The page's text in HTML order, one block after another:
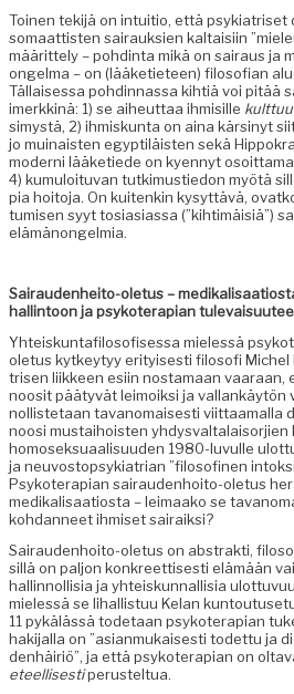
Toinen tek­i­jä on intu­itio, että
somaat­tis­ten sairauk­sien kaltaisi­in
määrit­te­ly – pohd­in­ta mikä on sairaus ja
ongel­ma – on (lääketi­eteen) filosofi­an
Täl­laises­sa pohdin­nas­sa kihtiä voi pitää
imerkkinä: 1) se aiheut­taa ihmisille
simys­tä, 2) ihmiskun­ta on aina kärsinyt
jo muinais­ten egyp­tiläis­ten sekä
mod­erni lääketiede on kyen­nyt
4) kumu­loitu­van tutkimustiedon myötä
pia hoito­ja. On kuitenkin kysyt­tävä,
tu­misen syyt tosi­asi­as­sa (”kih­timäisiä”)
elämänongelmia.
Sairau­den­heito-ole­tus –
hallintoon ja psykoter­api­an
Yhteiskuntafilosofises­sa mielessä
ole­tus kytkey­tyy eri­tyis­es­ti filosofi Michel
trisen liik­keen esi­in nos­ta­maan
noosit pää­tyvät leimoik­si ja val­lankäytön
nol­lis­te­taan tavanomais­es­ti viit­taa­mal­la
noosi mus­tai­hois­t­en yhdys­val­ta­laisor­jien
homosek­suaal­isu­u­den 1980-luvulle
ja neu­vostop­syki­a­tri­an ”filosofinen
Psykoter­api­an sairau­den­hoito-ole­tus
medikalisaa­tios­ta – leimaako se
kohdan­neet ihmiset sairaiksi?
Sairau­den­hoito-ole­tus on abstrak­ti,
sil­lä on paljon konkreet­tis­es­ti elämään
hallinnol­lisia ja yhteiskun­nal­lisia
mielessä se lihal­lis­tuu Kelan
11 pykälässä tode­taan psykoter­api­an
hak­i­jal­la on ”asian­mukaises­ti todet­tu ja
den­häir­iö”, ja että psykoter­api­an on
eteel­lis­es­tiperusteltua.